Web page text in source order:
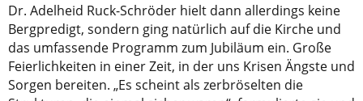
Dr. Adelheid Ruck-Schröder hielt dann allerdings keine
Bergpredigt, sondern ging natürlich auf die Kirche und
das umfassende Programm zum Jubiläum ein. Große
Feierlichkeiten in einer Zeit, in der uns Krisen Ängste und
Sorgen bereiten. „Es scheint als zerbröselten die